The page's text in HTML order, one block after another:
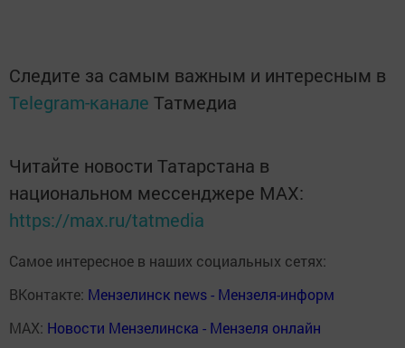
Следите за самым важным и интересным в
Telegram-канале Татмедиа
Читайте новости Татарстана в
национальном мессенджере MАХ:
https://max.ru/tatmedia
Самое интересное в наших социальных сетях:
ВКонтакте: Мензелинск news - Мензеля-информ
MAX: Новости Мензелинска - Мензеля онлайн